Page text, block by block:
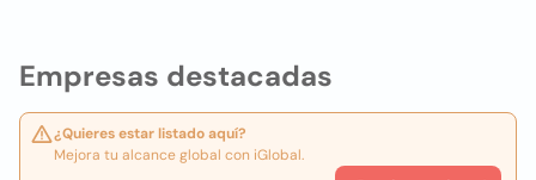
Empresas destacadas
¿Quieres estar listado aquí?
Mejora tu alcance global con iGlobal.